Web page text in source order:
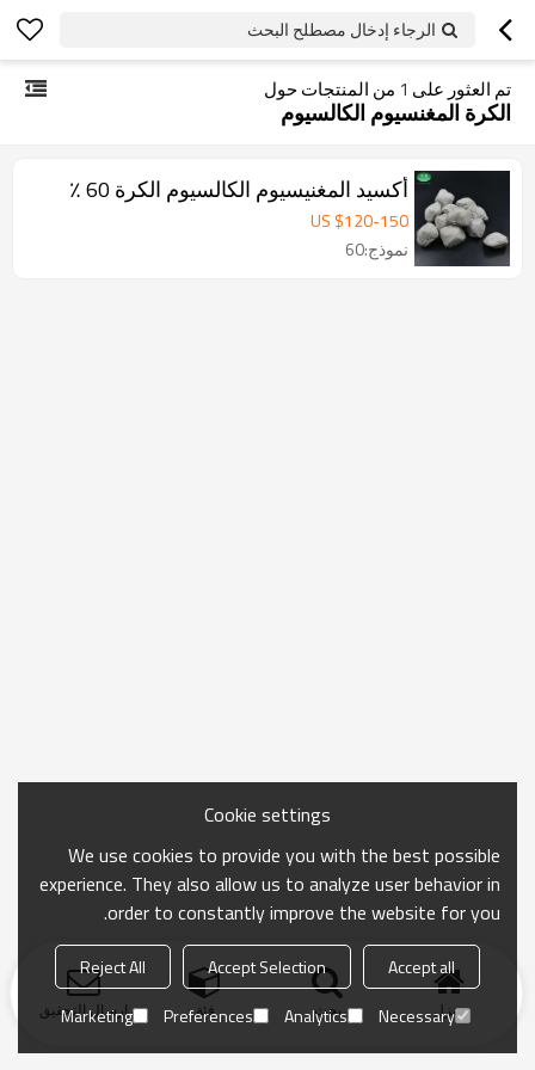
الرجاء إدخال مصطلح البحث
تم العثور على 1 من المنتجات حول
الكرة المغنسيوم الكالسيوم
أكسيد المغنيسيوم الكالسيوم الكرة 60 ٪
US $120-150
نموذج:60
منزل بحث فئة ارسال التحقيق
Cookie settings
We use cookies to provide you with the best possible
experience. They also allow us to analyze user behavior in
order to constantly improve the website for you.
Accept all
Accept Selection
Reject All
Necessary
Analytics
Preferences
Marketing